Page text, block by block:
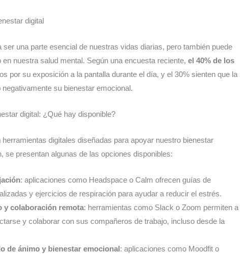
digital
ser una parte esencial de nuestras vidas diarias, pero también puede
en nuestra salud mental. Según una encuesta reciente,el 40% de los
por su exposición a la pantalla durante el día, y el 30% sienten que la
su bienestar emocional.
digital: ¿Qué hay disponible?
digitales diseñadas para apoyar nuestro bienestar
se presentan algunas de las opciones disponibles:
: aplicaciones como Headspace o Calm ofrecen guías de
y ejercicios de respiración para ayudar a reducir el estrés.
y colaboración remota: herramientas como Slack o Zoom permiten a
y colaborar con sus compañeros de trabajo, incluso desde la
de ánimo y bienestar emocional: aplicaciones como Moodfit o